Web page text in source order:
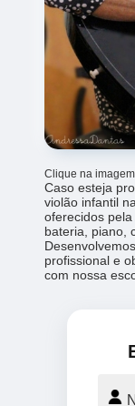
Clique na
Caso esteja
violão infantil
oferecidos
bateria, piano,
profissional e
com nossa